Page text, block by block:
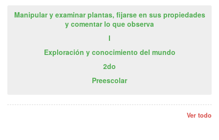
Manipular y examinar plantas, fijarse en sus propiedades
y comentar lo que observa
I
Exploración y conocimiento del mundo
2do
Preescolar
Ver todo